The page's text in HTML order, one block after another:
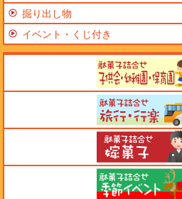
掘り出し物
イベント・くじ付き